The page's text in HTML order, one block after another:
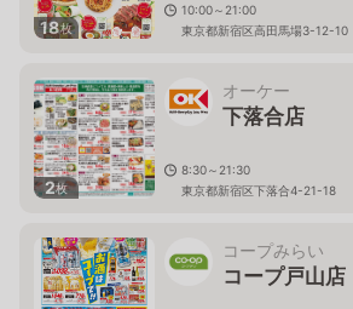
18枚
10:00～21:00
東京都新宿区高田馬場3-12-10
2枚
オーケー
下落合店
8:30～21:30
東京都新宿区下落合4-21-18
コープみらい
コープ戸山店